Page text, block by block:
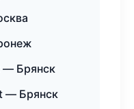
— Брянск
— Брянск